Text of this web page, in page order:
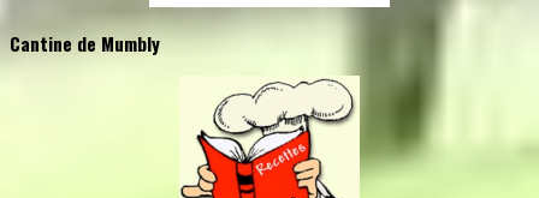
Cantine de Mumbly